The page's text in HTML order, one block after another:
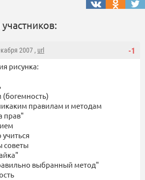
-1
2007 , url
рисунка:
правилам и методам
прав"
советы
выбранный метод"